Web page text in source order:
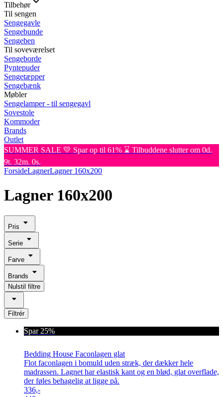
Tilbehør
Til sengen
Sengegavle
Sengebunde
Sengeben
Til soveværelset
Sengeborde
Pyntepuder
Sengetæpper
Sengebænk
Møbler
Sengelamper - til sengegavl
Sovestole
Kommoder
Brands
Outlet
SUMMER SALE 💛 Spar op til 61% ⌛ Tilbuddene slutter om 0d.
9t. 32m. 0s.
ForsideLagnerLagner 160x200
Lagner 160x200
Pris
Serie
Farve
Brands
Nulstil filtre
Filtrér
Spar 25%
Bedding House Faconlagen glat
Flot faconlagen i bomuld uden stræk, der dækker hele
madrassen. Lagnet har elastisk kant og en blød, glat overflade,
der føles behagelig at ligge på.
336,-